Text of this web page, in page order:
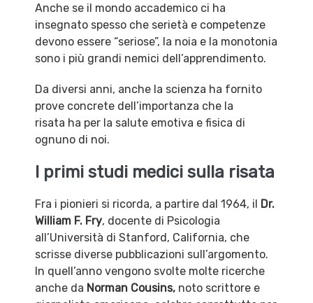
Anche se il mondo accademico ci ha
insegnato spesso che serietà e competenze
devono essere “seriose”, la noia e la monotonia
sono i più grandi nemici dell’apprendimento.
Da diversi anni, anche la scienza ha fornito
prove concrete dell’importanza che la
risata ha per la salute emotiva e fisica di
ognuno di noi.
I primi studi medici sulla risata
Fra i pionieri si ricorda, a partire dal 1964, il Dr.
William F. Fry, docente di Psicologia
all’Università di Stanford, California, che
scrisse diverse pubblicazioni sull’argomento.
In quell’anno vengono svolte molte ricerche
anche da Norman Cousins, noto scrittore e